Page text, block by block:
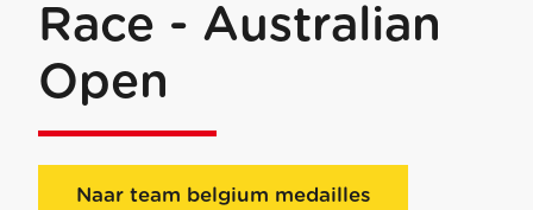
Race - Australian
Open
Naar team belgium medailles